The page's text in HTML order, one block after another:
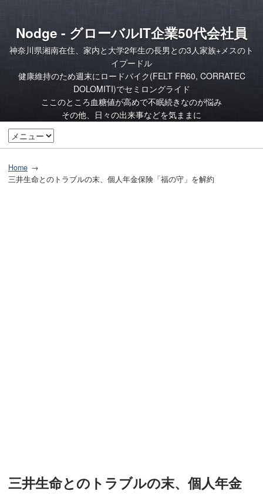
Nodge - グローバルIT企業50代会社員
神奈川県湘南在住、家内と大学2年生の長男との3人家族+メスのト
イプードル
健康維持のため週末にロードバイク(FELT FR60, CORRATEC
DOLOMITI)でセミロングライド
ここのところ血糖値が高めで不眠続きなのが悩み
その他、日々の出来事などを気ままに
Home
三井生命とのトラブルの末、個人年金保険「福の守」を解約
三井生命とのトラブルの末、個人年金